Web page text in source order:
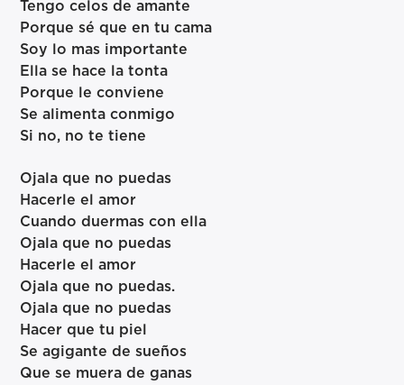
Tengo celos de amante
Porque sé que en tu cama
Soy lo mas importante
Ella se hace la tonta
Porque le conviene
Se alimenta conmigo
Si no, no te tiene
Ojala que no puedas
Hacerle el amor
Cuando duermas con ella
Ojala que no puedas
Hacerle el amor
Ojala que no puedas.
Ojala que no puedas
Hacer que tu piel
Se agigante de sueños
Que se muera de ganas